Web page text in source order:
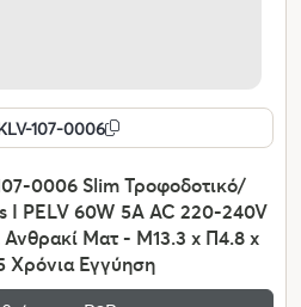
107-0006
0006 Slim Τροφοδοτικό/
I PELV 60W 5A AC 220-240V
Ανθρακί Ματ - Μ13.3 x Π4.8 x
Χρόνια Εγγύηση